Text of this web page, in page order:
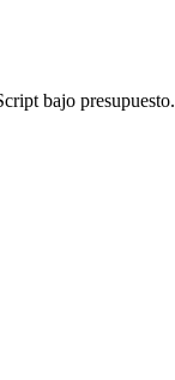
bajo presupuesto.